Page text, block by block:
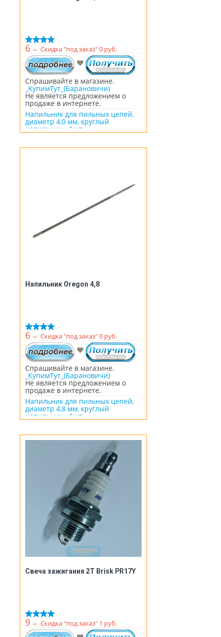
6 ⇔ Скидка "под заказ" 0 руб.
Спрашивайте в магазине.
_КупимТут_(Барановичи)
Не является предложением о
продаже в интернете.
Напильник для пильных цепей,
диаметр 4,0 мм, круглый
напильник - 1шт.
Напильник Oregon 4,8
6 ⇔ Скидка "под заказ" 0 руб.
Спрашивайте в магазине.
_КупимТут_(Барановичи)
Не является предложением о
продаже в интернете.
Напильник для пильных цепей,
диаметр 4,8 мм, круглый
напильник - 1шт.
Свеча зажигания 2T Brisk PR17Y
9 ⇔ Скидка "под заказ" 1 руб.